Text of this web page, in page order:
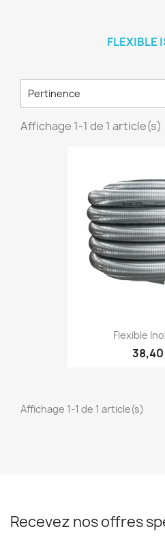
FLEXIBLE
Pertinence
Affichage 1-1 de 1 article(s)
Flexible
Affichage 1-1 de 1 article(s)
Recevez nos offres